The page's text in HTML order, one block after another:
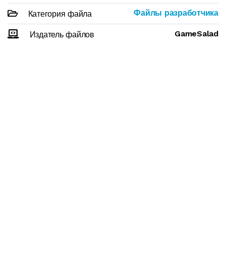
Категория файла Файлы разработчика
Издатель файлов GameSalad